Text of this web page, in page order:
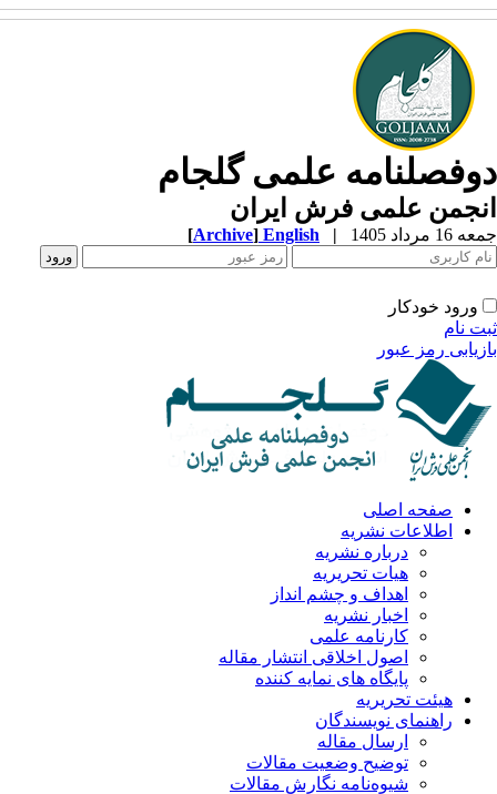
علمی گلجام
علمی فرش ایران
مرداد 1405 |
English
[Archive]
ورود خودکار
نام
رمز عبور
صفحه اصلی
اطلاعات نشریه
درباره نشریه
هیات تحریریه
اهداف و چشم انداز
اخبار نشریه
کارنامه علمی
اصول اخلاقی انتشار مقاله
پایگاه های نمایه کننده
هیئت تحریریه
راهنمای نویسندگان
ارسال مقاله
توضیح وضعیت مقالات
شیوه‌نامه نگارش مقالات